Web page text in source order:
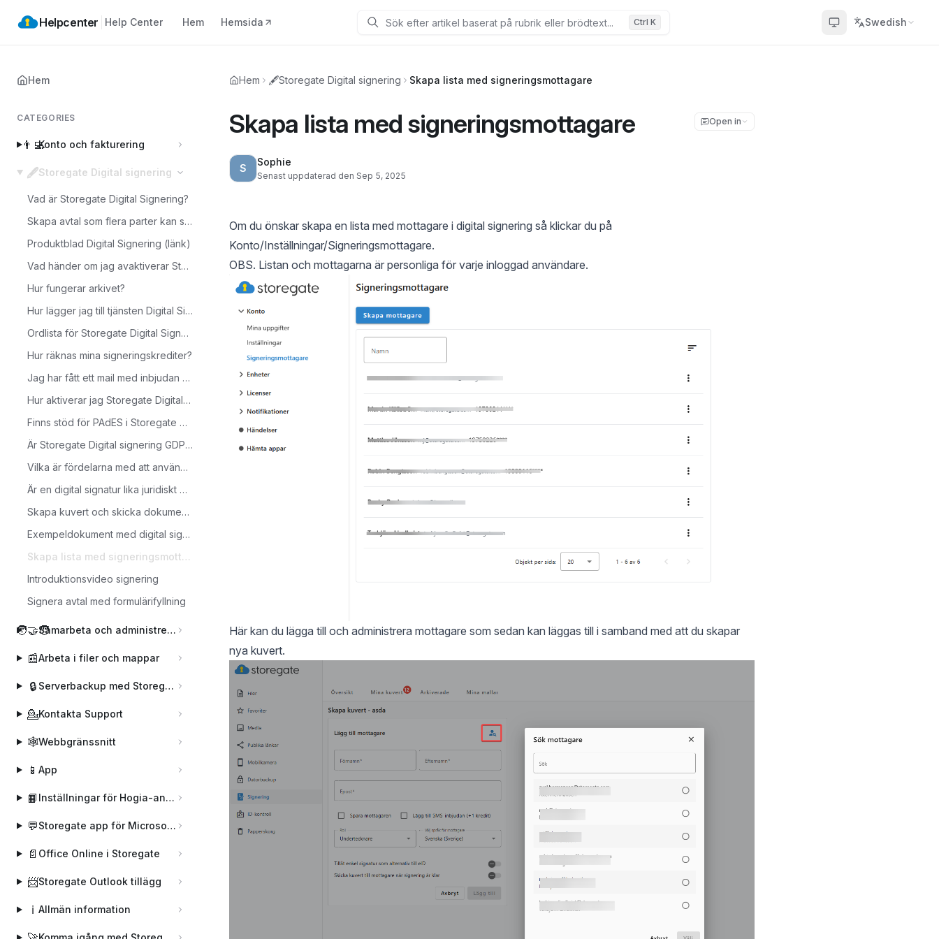
Helpcenter Help Center Hem Hemsida Ctrl K Swedish
Hem
CATEGORIES
👨‍💻Konto och fakturering
🖋️Storegate Digital signering
Vad är Storegate Digital Signering?
Skapa avtal som flera parter kan signera
Produktblad Digital Signering (länk)
Vad händer om jag avaktiverar Storegate Digital Signering?
Hur fungerar arkivet?
Hur lägger jag till tjänsten Digital Signering på en underanvändare?
Ordlista för Storegate Digital Signering (bilden)
Hur räknas mina signeringskrediter?
Jag har fått ett mail med inbjudan att signera. Vad ska jag göra nu?
Hur aktiverar jag Storegate Digital Signering?
Finns stöd för PAdES i Storegate Digital Signering?
Är Storegate Digital signering GDPR-säker?
Vilka är fördelarna med att använda Storegate Digital Signering?
Är en digital signatur lika juridiskt bindande?
Skapa kuvert och skicka dokument för signering
Exempeldokument med digital signering
Skapa lista med signeringsmottagare
Introduktionsvideo signering
Signera avtal med formulärifyllning
🧑‍🤝‍🧑 Samarbeta och administrera användare
📰Arbeta i filer och mappar
🔒 Serverbackup med Storegate Pro Backup
💁Kontakta Support
🕸️Webbgränssnitt
📱 App
📙 Inställningar för Hogia-användare
💬 Storegate app för Microsoft Teams
📄 Office Online i Storegate
📨Storegate Outlook tillägg
ℹ️ Allmän information
Hem 🖋️Storegate Digital signering Skapa lista med signeringsmottagare
Skapa lista med signeringsmottagare Open in
S
Sophie
Senast uppdaterad den Sep 5, 2025
Om du önskar skapa en lista med mottagare i digital signering så klickar du på
Konto/Inställningar/Signeringsmottagare.
OBS. Listan och mottagarna är personliga för varje inloggad användare.
Här kan du lägga till och administrera mottagare som sedan kan läggas till i samband med att du skapar
nya kuvert.